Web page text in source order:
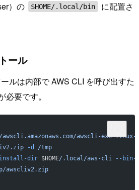
）の
$HOME/.local/bin
に配置さ
ール
ルは内部で AWS CLI を呼び出すた
要です。
awscli-exe-linux-
-d
/tmp
dir $HOME/.local/aws-cli
--bin-
awscliv2.zip